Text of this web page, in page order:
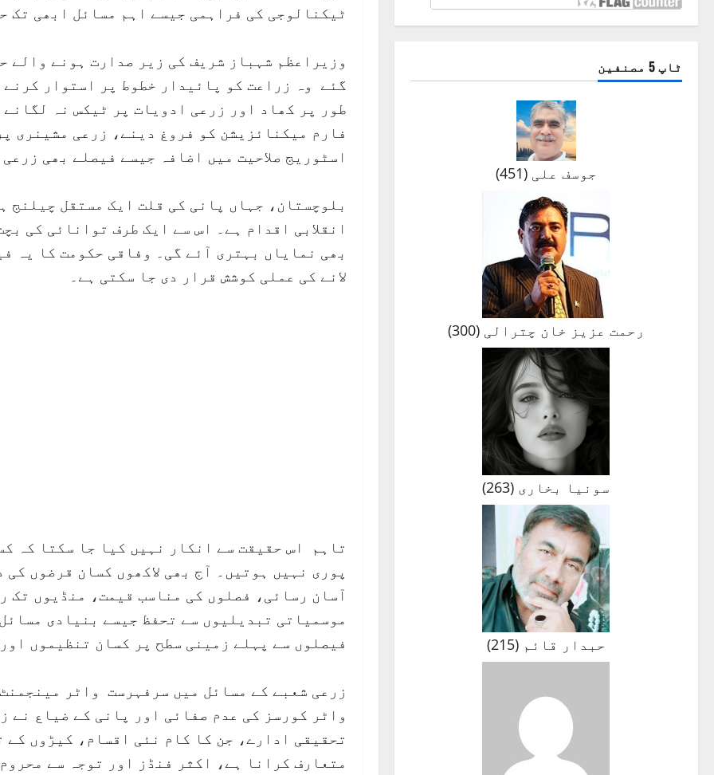
ٹیکنالوجی کی فراہمی جیسے اہم مسائل ابھی تک
وزیراعظم شہباز شریف کی زیر صدارت ہونے والے
گئے وہ زراعت کو پائیدار خطوط پر استوار
طور پر کھاد اور زرعی ادویات پر ٹیکس نہ
فارم میکنائزیشن کو فروغ دینے، زرعی مشینری
اسٹوریج صلاحیت میں اضافہ جیسے فیصلے بھی
بلوچستان، جہاں پانی کی قلت ایک مستقل
انقلابی اقدام ہے۔ اس سے ایک طرف توانائی کی
بھی نمایاں بہتری آئے گی۔ وفاقی حکومت کا یہ
لانے کی عملی کوشش قرار دی جا سکتی ہے۔
تاہم اس حقیقت سے انکار نہیں کیا جا سکتا کہ
پوری نہیں ہوتیں۔ آج بھی لاکھوں کسان قرضوں
آسان رسائی، فصلوں کی مناسب قیمت، منڈیوں تک
موسمیاتی تبدیلیوں سے تحفظ جیسے بنیادی
فیصلوں سے پہلے زمینی سطح پر کسان تنظیموں
زرعی شعبے کے مسائل میں سرفہرست واٹر
واٹر کورسز کی عدم صفائی اور پانی کے ضیاع نے
تحقیقی ادارے، جن کا کام نئی اقسام، کیڑوں
متعارف کرانا ہے، اکثر فنڈز اور توجہ سے
ٹاپ 5 مصنفین
جوسف علی(
451
)
رحمت عزیز خان چترالی(
300
)
سونیا بخاری (
263
)
حبدار قائم(
215
)